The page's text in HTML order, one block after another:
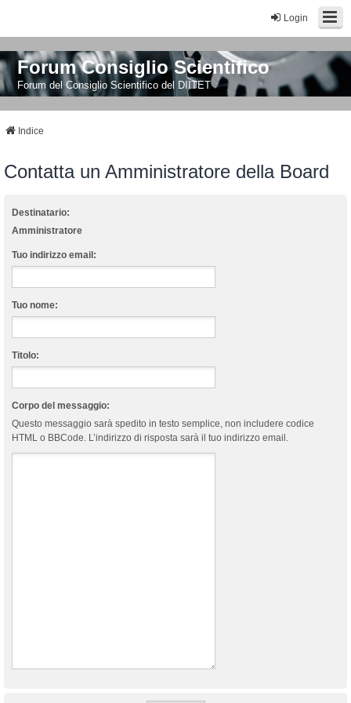
Login
Forum Consiglio Scientifico
Forum del Consiglio Scientifico del DIITET
Indice
Contatta un Amministratore della Board
Destinatario:
Amministratore
Tuo indirizzo email:
Tuo nome:
Titolo:
Corpo del messaggio:
Questo messaggio sarà spedito in testo semplice, non includere codice
HTML o BBCode. L’indirizzo di risposta sarà il tuo indirizzo email.